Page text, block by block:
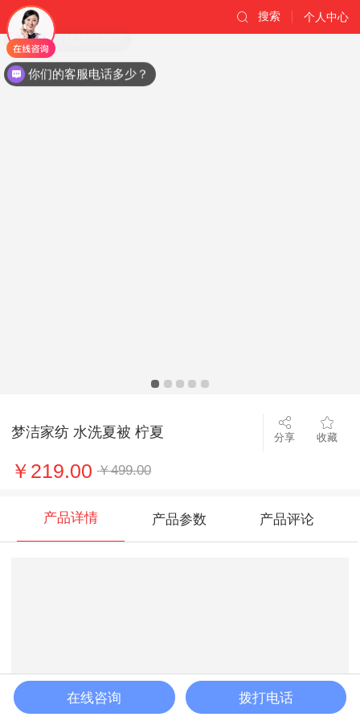
个人中心
搜索
梦洁家纺 水洗夏被 柠夏 分享 收藏
￥219.00 ￥499.00
产品详情 产品参数 产品评论
首页
加入购物车 立即购买
你们的客服电话多少？
现在有优惠活动吗
在线咨询 拨打电话